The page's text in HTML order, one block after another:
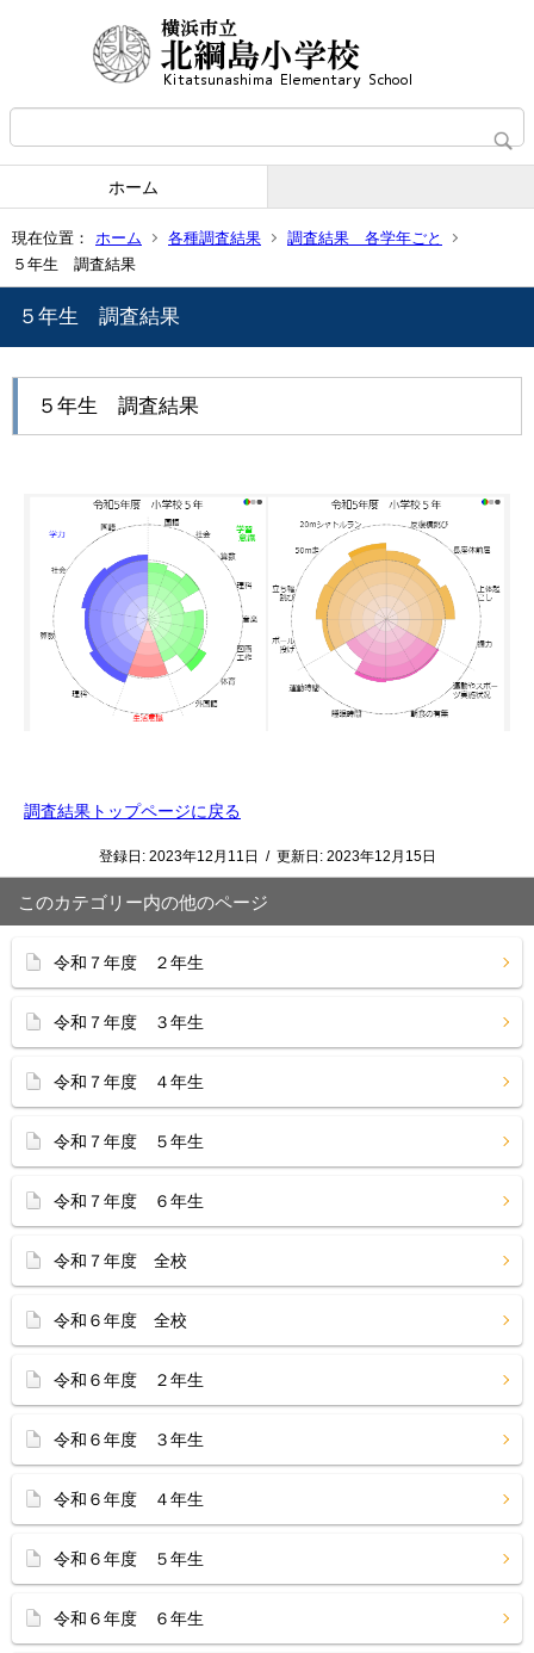
ホーム
現在位置： ホーム 各種調査結果
調査結果 各学年ごと
５年生 調査結果
５年生 調査結果
５年生 調査結果
調査結果トップページに戻る
登録日: 2023年12月11日 / 更新日: 2023年12月15日
このカテゴリー内の他のページ
令和７年度 ２年生
令和７年度 ３年生
令和７年度 ４年生
令和７年度 ５年生
令和７年度 ６年生
令和７年度 全校
令和６年度 全校
令和６年度 ２年生
令和６年度 ３年生
令和６年度 ４年生
令和６年度 ５年生
令和６年度 ６年生